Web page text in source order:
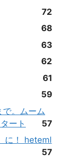
72
68
63
62
61
59
で。ムーム
ート
57
に！ heteml
57